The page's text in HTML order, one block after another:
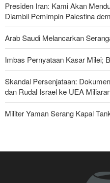
Presiden Iran: Kami Akan
Diambil Pemimpin Palestina
Arab Saudi Melancarkan
Imbas Pernyataan Kasar Milei;
Skandal Persenjataan:
dan Rudal Israel ke UEA
Militer Yaman Serang Kapal